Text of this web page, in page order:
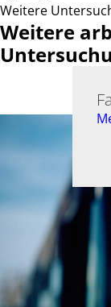
Weitere
Weitere